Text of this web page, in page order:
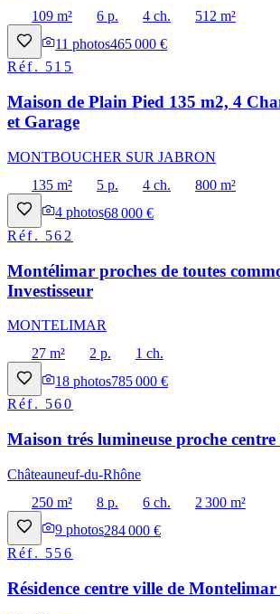
109 m²
6 p. 4 ch.
512 m²
11 photos465 000 €
Réf. 515
Maison de Plain Pied 135 m2, 4
et Garage
MONTBOUCHER SUR JABRON
135 m²
5 p. 4 ch.
800 m²
4 photos68 000 €
Réf. 562
Montélimar proches de toutes
Investisseur
MONTELIMAR
27 m²
2 p.
1 ch.
18 photos785 000 €
Réf. 560
Maison trés lumineuse proche
Châteauneuf-du-Rhône
250 m²
8 p. 6 ch.
2 300 m²
9 photos284 000 €
Réf. 556
Résidence centre ville de Montelimar